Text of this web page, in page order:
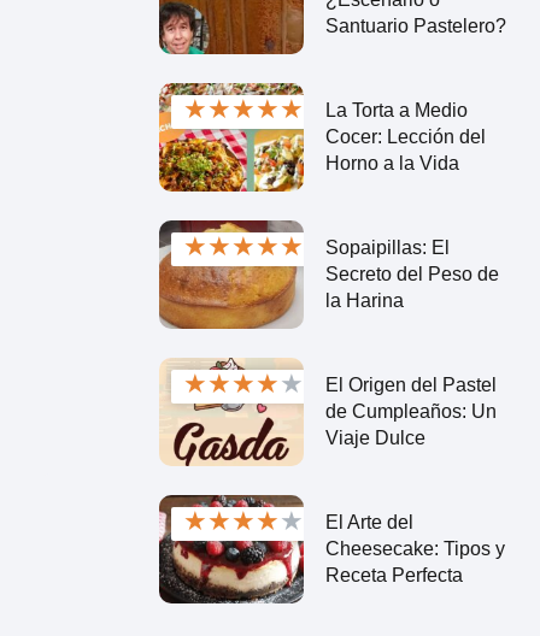
Santuario Pastelero?
★★★★★
La Torta a Medio
Cocer: Lección del
Horno a la Vida
★★★★★
Sopaipillas: El
Secreto del Peso de
la Harina
★★★★★
El Origen del Pastel
de Cumpleaños: Un
Viaje Dulce
★★★★★
El Arte del
Cheesecake: Tipos y
Receta Perfecta